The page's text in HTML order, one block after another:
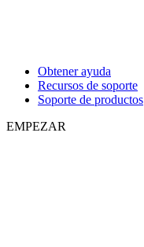
Obtener ayuda
Recursos de soporte
Soporte de productos
EMPEZAR